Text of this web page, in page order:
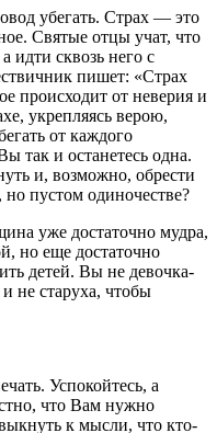
убегать. Страх — это
Святые отцы учат, что
идти сквозь него с
пишет: «Страх
происходит от неверия и
укрепляясь верою,
от каждого
так и останетесь одна.
и, возможно, обрести
но пустом одиночестве?
уже достаточно мудра,
но еще достаточно
детей. Вы не девочка-
не старуха, чтобы
Успокойтесь, а
что Вам нужно
к мысли, что кто-